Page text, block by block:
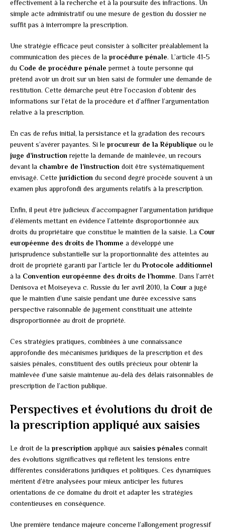
effectivement à la recherche et à la poursuite des infractions. Un
simple acte administratif ou une mesure de gestion du dossier ne
suffit pas à interrompre la prescription.
Une stratégie efficace peut consister à solliciter préalablement la
communication des pièces de la procédure pénale. L’article 41-5
du Code de procédure pénale permet à toute personne qui
prétend avoir un droit sur un bien saisi de formuler une demande de
restitution. Cette démarche peut être l’occasion d’obtenir des
informations sur l’état de la procédure et d’affiner l’argumentation
relative à la prescription.
En cas de refus initial, la persistance et la gradation des recours
peuvent s’avérer payantes. Si le procureur de la République ou le
juge d’instruction rejette la demande de mainlevée, un recours
devant la chambre de l’instruction doit être systématiquement
envisagé. Cette juridiction du second degré procède souvent à un
examen plus approfondi des arguments relatifs à la prescription.
Enfin, il peut être judicieux d’accompagner l’argumentation juridique
d’éléments mettant en évidence l’atteinte disproportionnée aux
droits du propriétaire que constitue le maintien de la saisie. La Cour
européenne des droits de l’homme a développé une
jurisprudence substantielle sur la proportionnalité des atteintes au
droit de propriété garanti par l’article 1er duProtocole additionnel
à la Convention européenne des droits de l’homme. Dans l’arrêt
Denisova et Moiseyeva c. Russie du 1er avril 2010, la Cour a jugé
que le maintien d’une saisie pendant une durée excessive sans
perspective raisonnable de jugement constituait une atteinte
disproportionnée au droit de propriété.
Ces stratégies pratiques, combinées à une connaissance
approfondie des mécanismes juridiques de la prescription et des
saisies pénales, constituent des outils précieux pour obtenir la
mainlevée d’une saisie maintenue au-delà des délais raisonnables de
prescription de l’action publique.
Perspectives et évolutions du droit de
la prescription appliqué aux saisies
Le droit de la prescription appliqué aux saisies pénales connaît
des évolutions significatives qui reflètent les tensions entre
différentes considérations juridiques et politiques. Ces dynamiques
méritent d’être analysées pour mieux anticiper les futures
orientations de ce domaine du droit et adapter les stratégies
contentieuses en conséquence.
Une première tendance majeure concerne l’allongement progressif